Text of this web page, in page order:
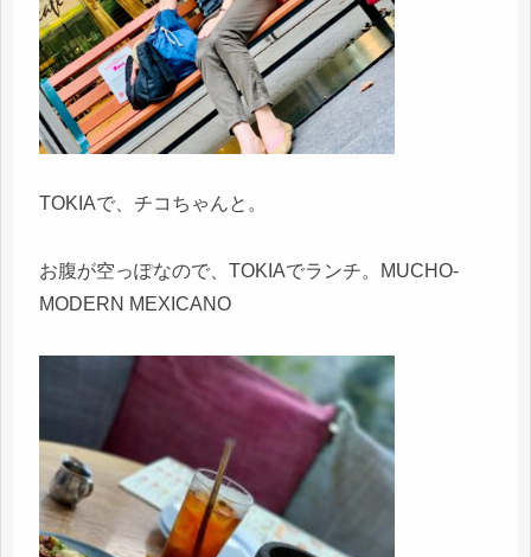
TOKIAで、チコちゃんと。
お腹が空っぽなので、TOKIAでランチ。MUCHO-
MODERN MEXICANO